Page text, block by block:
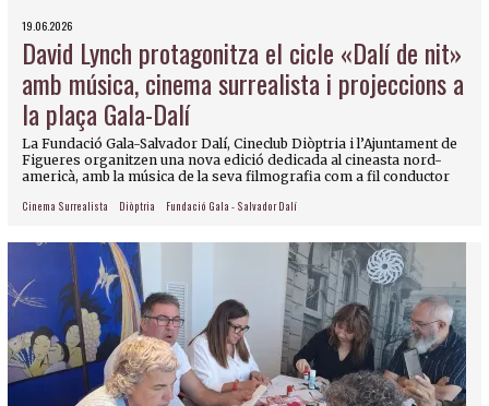
19.06.2026
David Lynch protagonitza el cicle «Dalí de nit»
amb música, cinema surrealista i projeccions a
la plaça Gala-Dalí
La Fundació Gala-Salvador Dalí, Cineclub Diòptria i l’Ajuntament de
Figueres organitzen una nova edició dedicada al cineasta nord-
americà, amb la música de la seva filmografia com a fil conductor
Cinema Surrealista Diòptria Fundació Gala - Salvador Dalí